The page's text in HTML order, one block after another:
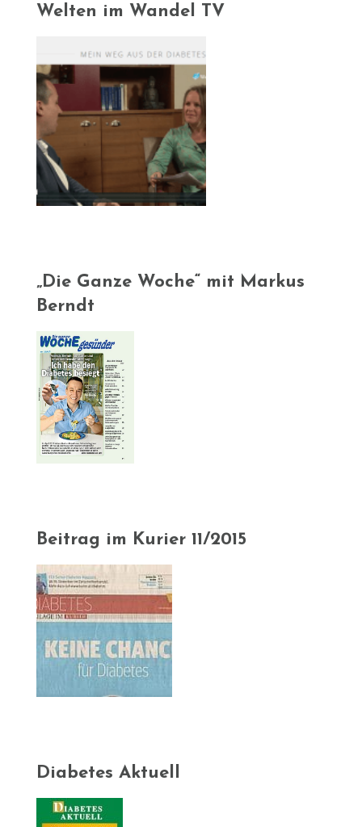
Welten im Wandel TV
„Die Ganze Woche“ mit Markus
Berndt
Beitrag im Kurier 11/2015
Diabetes Aktuell